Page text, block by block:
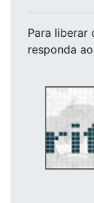
Para liberar
responda